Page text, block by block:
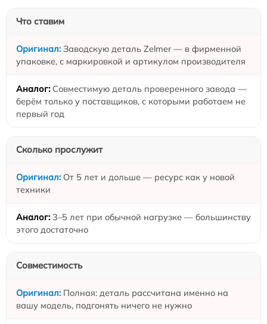
Что ставим
Заводскую деталь Zelmer — в фирменной
упаковке, с маркировкой и артикулом производителя
Совместимую деталь проверенного завода —
берём только у поставщиков, с которыми работаем не
первый год
Сколько прослужит
От 5 лет и дольше — ресурс как у новой
техники
3–5 лет при обычной нагрузке — большинству
этого достаточно
Совместимость
Полная: деталь рассчитана именно на
вашу модель, подгонять ничего не нужно